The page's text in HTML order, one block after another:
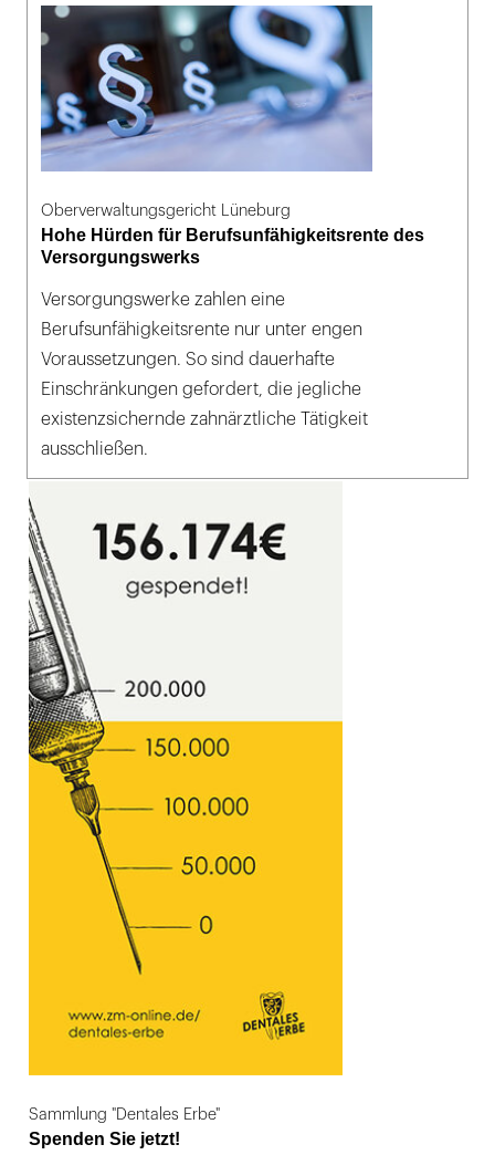
Oberverwaltungsgericht Lüneburg
Hohe Hürden für Berufsunfähigkeitsrente des
Versorgungswerks
Versorgungswerke zahlen eine
Berufsunfähigkeitsrente nur unter engen
Voraussetzungen. So sind dauerhafte
Einschränkungen gefordert, die jegliche
existenzsichernde zahnärztliche Tätigkeit
ausschließen.
Sammlung "Dentales Erbe"
Spenden Sie jetzt!